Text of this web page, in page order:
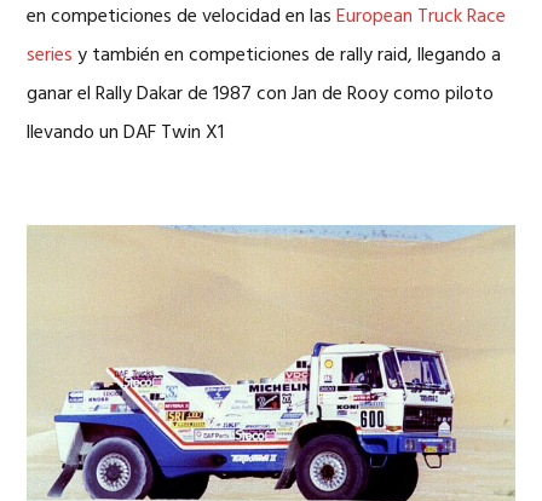
en competiciones de velocidad en lasEuropean Truck Race
seriesy también en competiciones de rally raid, llegando a
ganar el Rally Dakar de 1987 con Jan de Rooy como piloto
llevando un DAF Twin X1